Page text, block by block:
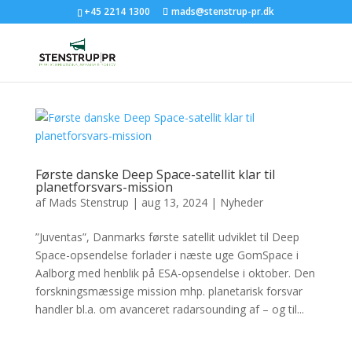
+45 2214 1300 mads@stenstrup-pr.dk
Første danske Deep Space-satellit klar til
planetforsvars-mission
af Mads Stenstrup | aug 13, 2024| Nyheder
”Juventas”, Danmarks første satellit udviklet til Deep
Space-opsendelse forlader i næste uge GomSpace i
Aalborg med henblik på ESA-opsendelse i oktober. Den
forskningsmæssige mission mhp. planetarisk forsvar
handler bl.a. om avanceret radarsounding af – og til...